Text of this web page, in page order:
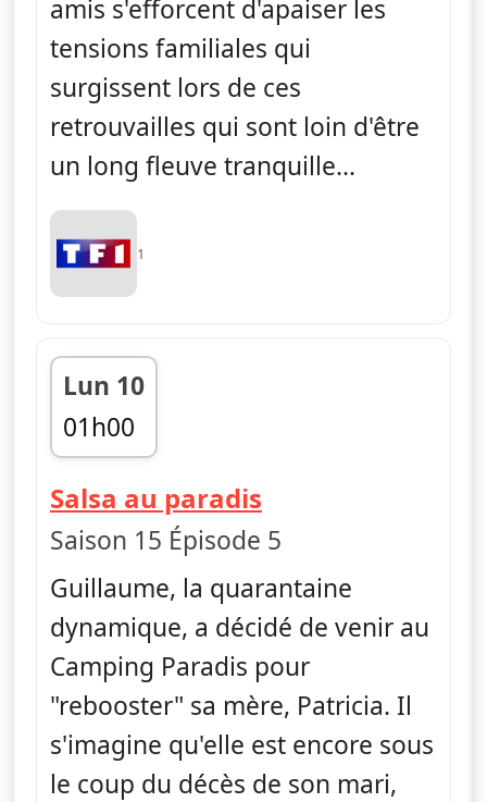
amis s'efforcent d'apaiser les
tensions familiales qui
surgissent lors de ces
retrouvailles qui sont loin d'être
un long fleuve tranquille...
1
Lun 10
01h00
fin 02h00
Salsa au paradis
Saison 15 Épisode 5
Guillaume, la quarantaine
dynamique, a décidé de venir au
Camping Paradis pour
"rebooster" sa mère, Patricia. Il
s'imagine qu'elle est encore sous
le coup du décès de son mari,